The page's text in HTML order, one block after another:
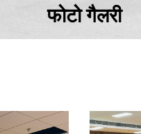
फोटो गैलरी